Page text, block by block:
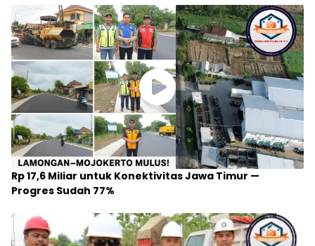
Rp 17,6 Miliar untuk Konektivitas Jawa Timur —
Progres Sudah 77%